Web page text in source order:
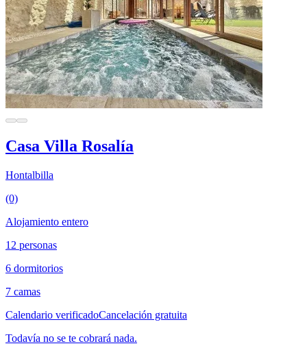
Casa Villa Rosalía
Hontalbilla
(0)
Alojamiento entero
12 personas
6 dormitorios
7 camas
Calendario verificadoCancelación gratuita
Todavía no se te cobrará nada.